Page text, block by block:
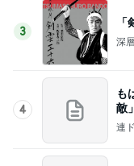
3
深
4
も
敵
連